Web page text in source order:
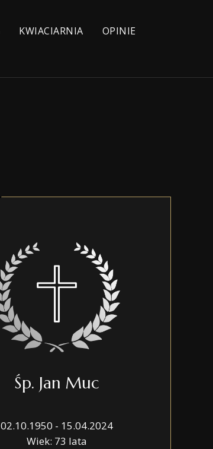
KWIACIARNIA
OPINIE
Śp. Jan Muc
02.10.1950 - 15.04.2024
Wiek: 73 lata